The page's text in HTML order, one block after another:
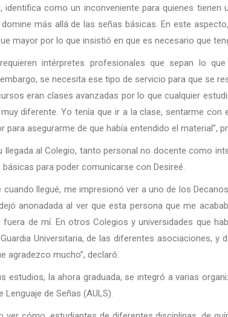
identifica como un inconveniente para quienes tienen
más allá de las señas básicas. En este
mayor por lo que insistió en que es necesario que
intérpretes profesionales que sepan lo
se necesita ese tipo de servicio para que se
eran clases avanzadas por lo que cualquier
diferente. Yo tenía que ir a la clase, sentarme con
para asegurarme de que había entendido el material”,
llegada al Colegio, tanto personal no docente como
básicas para poder comunicarse con Desireé.
cuando llegué, me impresionó ver a uno de los
anonadada al ver que esta persona que me
fuera de mí. En otros Colegios y universidades que
Universitaria, de las diferentes asociaciones,
agradezco mucho”, declaró.
estudios, la ahora graduada, se integró a varias
Lenguaje de Señas (AULS).